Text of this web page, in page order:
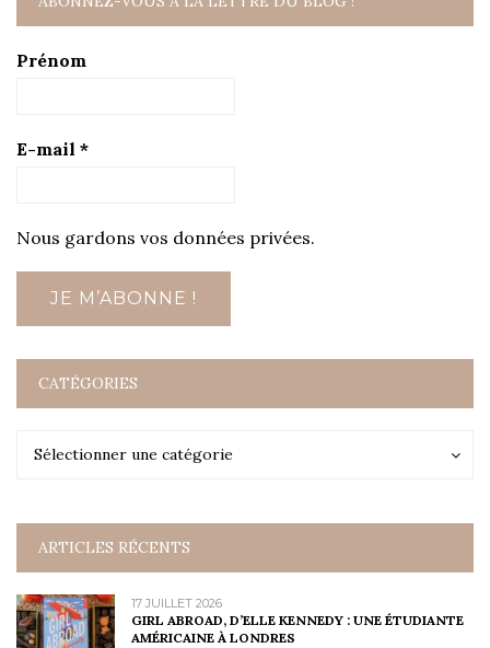
Prénom
E-mail *
Nous gardons vos données privées.
CATÉGORIES
Sélectionner une catégorie
Catégories
ARTICLES RÉCENTS
17 JUILLET 2026
GIRL ABROAD, D’ELLE KENNEDY : UNE ÉTUDIANTE
AMÉRICAINE À LONDRES